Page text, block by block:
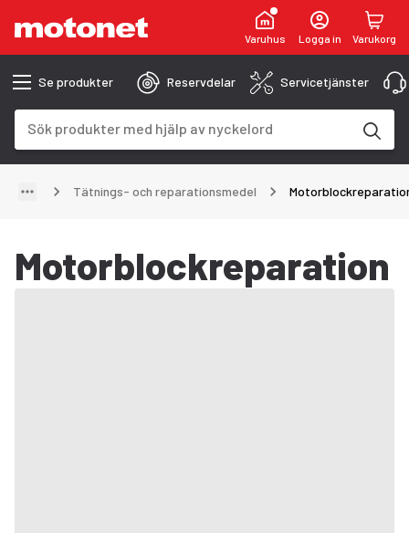
Varuhus Logga in Varukorg
Se produkter Reservdelar Servicetjänster
Tätnings- och reparationsmedel
Motorblockreparation